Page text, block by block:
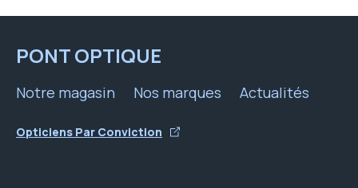
PONT OPTIQUE
Notre magasin Nos marques Actualités
Opticiens Par Conviction